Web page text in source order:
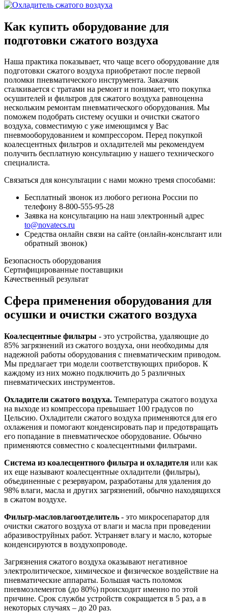
Как купить оборудование для
подготовки сжатого воздуха
Наша практика показывает, что чаще всего оборудование для
подготовки сжатого воздуха приобретают после первой
поломки пневматического инструмента. Заказчик
сталкивается с тратами на ремонт и понимает, что покупка
осушителей и фильтров для сжатого воздуха равноценна
нескольким ремонтам пневматического оборудования. Мы
поможем подобрать систему осушки и очистки сжатого
воздуха, совместимую с уже имеющимся у Вас
пневмооборудованием и компрессором. Перед покупкой
коалесцентных фильтров и охладителей мы рекомендуем
получить бесплатную консультацию у нашего технического
специалиста.
Связаться для консультации с нами можно тремя способами:
Бесплатный звонок из любого региона России по
телефону 8-800-555-95-28
Заявка на консультацию на наш электронный адрес
to@novatecs.ru
Средства онлайн связи на сайте (онлайн-консльтант или
обратный звонок)
Безопасность оборудования
Сертифицированные поставщики
Качественный результат
Сфера применения оборудования для
осушки и очистки сжатого воздуха
Коалесцентные фильтры - это устройства, удаляющие до
85% загрязнений из сжатого воздуха, они необходимы для
надежной работы оборудования с пневматическим приводом.
Мы предлагает три модели соответствующих приборов. К
каждому из них можно подключить до 5 различных
пневматических инструментов.
Охладители сжатого воздуха. Температура сжатого воздуха
на выходе из компрессора превышает 100 градусов по
Цельсию. Охладители сжатого воздуха применяются для его
охлажения и помогают конденсировать пар и предотвращать
его попадание в пневматическое оборудование. Обычно
применяются совместно с коалесцентными фильтрами.
Система из коалесцентного фильтра и охладителя или как
их еще называют коалесцентные охладители (фильтры),
объединенные с резервуаром, разработаны для удаления до
98% влаги, масла и других загрязнений, обычно находящихся
в сжатом воздухе.
Фильтр-масловлагоотделитель - это микросепаратор для
очистки сжатого воздуха от влаги и масла при проведении
абразивоструйных работ. Устраняет влагу и масло, которые
конденсируются в воздухопроводе.
Загрязнения сжатого воздуха оказывают негативное
электролитическое, химическое и физическое воздействие на
пневматические аппараты. Большая часть поломок
пневмоэлементов (до 80%) происходит именно по этой
причине. Срок службы устройств сокращается в 5 раз, а в
некоторых случаях – до 20 раз.